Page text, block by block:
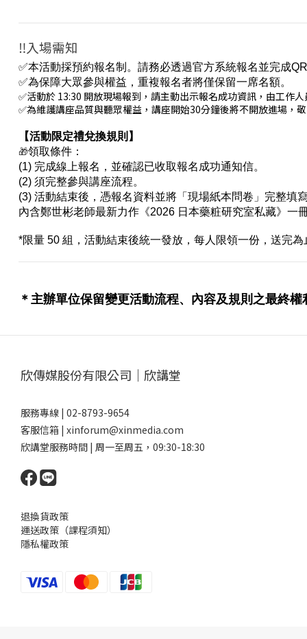
‼️入場需知
✅本活動採預約報名制。請務必透過官方系統報名並完成
✅為保障大眾參與權益，重複報名者將僅保留一席名額。
✅活動於 13:30 開放現場報到，請主動出示報名成功資訊，由工作
✅為維護講座品質與聽眾權益，講座開始30分鐘後將不開放進場，
【活動限定禮兌換規則】
🎁領取條件：
(1) 完成線上報名，並確認已收取報名成功通知信。
(2) 須完整參與講座流程。
(3) 活動結束後，憑報名資料並將「現場紙本問卷」完整填
內含鄭世彬老師最新力作《2026 日本藥粧研究室私藏》一
*限量 50 組，活動結束後統一發放，每人限領一份，送完
＊ 主辦單位保留變更活動流程、內容及規則之最終
欣傳媒股份有限公司｜欣講堂
服務專線 | 02-8793-9654
客服信箱 | xinforum@xinmedia.com
欣講堂服務時間 | 周一至周五，09:30-18:30
退換貨政策
運送政策（課程須知）
隱私權政策